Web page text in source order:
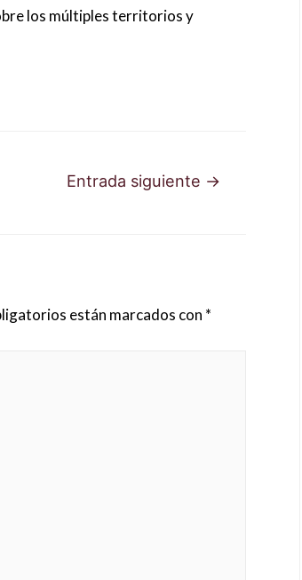
los múltiples territorios y
Entrada siguiente →
están marcados con *